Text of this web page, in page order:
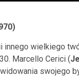
innego wielkiego
Marcello Cerici (
swojego